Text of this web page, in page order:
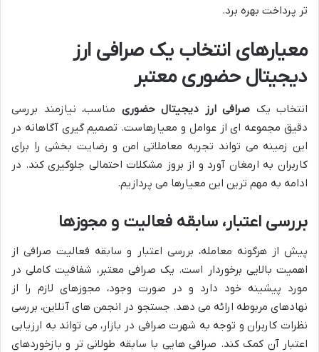
تر پرداخت بهره برد.
معیارهای انتخاب یک صرافی ارز
دیجیتال حضوری معتبر
انتخاب یک صرافی ارز دیجیتال حضوری مناسب، نیازمند بررسی
دقیق مجموعه ای از عوامل و معیارهاست. تصمیم گیری آگاهانه در
این زمینه می تواند تجربه معاملاتی امن و رضایت بخشی را برای
کاربران به ارمغان آورد و از بروز مشکلات احتمالی جلوگیری کند. در
ادامه به مهم ترین این معیارها می پردازیم.
بررسی اعتبار، سابقه فعالیت و مجوزها
پیش از هرگونه معامله، بررسی اعتبار و سابقه فعالیت صرافی از
اهمیت بالایی برخوردار است. یک صرافی معتبر، شفافیت کاملی در
مورد پیشینه خود دارد و در صورت وجود، مجوزهای لازم را از
نهادهای مربوطه ارائه می دهد. جستجو در انجمن های آنلاین، بررسی
نظرات کاربران و توجه به شهرت صرافی در بازار، می تواند به ارزیابی
اعتبار آن کمک کند. صرافی هایی با سابقه طولانی تر و بازخوردهای